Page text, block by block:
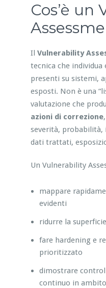
Cos’è un
Il Vulnerability
tecnica che individua
presenti su sistemi,
esposti. Non è una
valutazione che
azioni di correzione
severità, probabilità,
dati trattati,
Un Vulnerability
mappare
evidenti
ridurre la
fare hardening e
prioritizzato
dimostrare
continuo in